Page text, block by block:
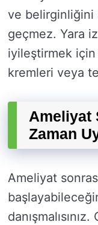
ve belirginliğini
geçmez. Yara
iyileştirmek
kremleri veya
Ameliyat
Zaman
Ameliyat